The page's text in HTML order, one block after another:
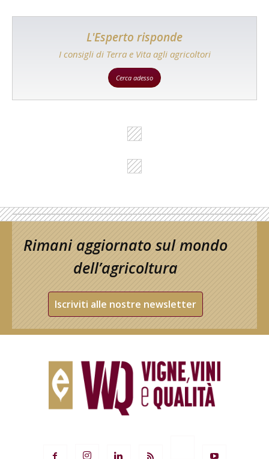
L'Esperto risponde
I consigli di Terra e Vita agli agricoltori
Cerca adesso
Rimani aggiornato sul mondo
dell’agricoltura
Iscriviti alle nostre newsletter